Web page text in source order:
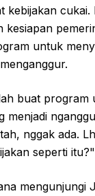
kebijakan cukai.
kesiapan
untuk
buat program
menjadi
nggak ada.
seperti
mengunjungi